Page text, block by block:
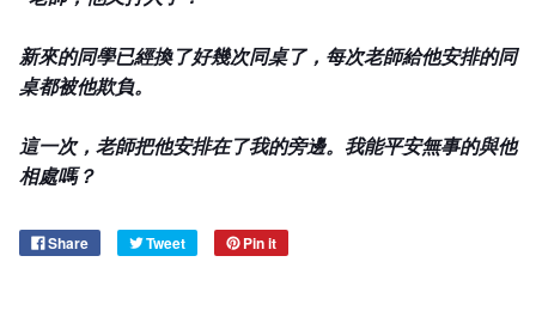
新來的同學已經換了好幾次同桌了，每次老師給他安排的同
桌都被他欺負。
這一次，老師把他安排在了我的旁邊。我能平安無事的與他
相處嗎？
Share Tweet Pin it